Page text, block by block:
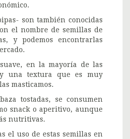
son también conocidas
el nombre de semillas de
y podemos encontrarlas
en la mayoría de las
y una textura que es muy
masticamos.
tostadas, se consumen
snack o aperitivo, aunque
nutritivas.
el uso de estas semillas en